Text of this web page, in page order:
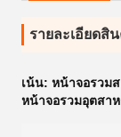
รายละเอียดสิ
เน้น: หน้าจอรวม
หน้าจอรวมอุตสา